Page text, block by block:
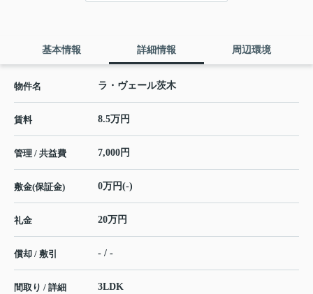
基本情報 詳細情報 周辺環境
物件名 ラ・ヴェール茨木
賃料 8.5万円
管理 / 共益費 7,000円
敷金(保証金) 0万円(-)
礼金 20万円
償却 / 敷引 - / -
間取り / 詳細
3LDK